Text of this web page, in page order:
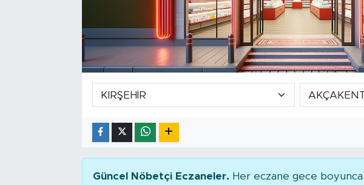
Güncel Nöbetçi Eczaneler. Her eczane gece boyunca